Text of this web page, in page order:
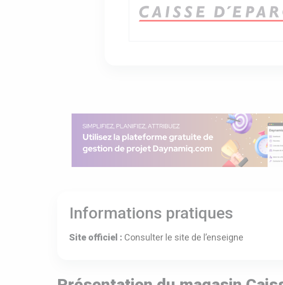
Informations pratiques
Site officiel : Consulter le site de l’enseigne